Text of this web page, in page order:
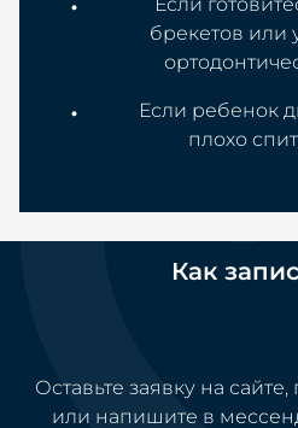
брекетов или
Если ребенок
плохо
Как
Оставьте заявку на
или напишите в